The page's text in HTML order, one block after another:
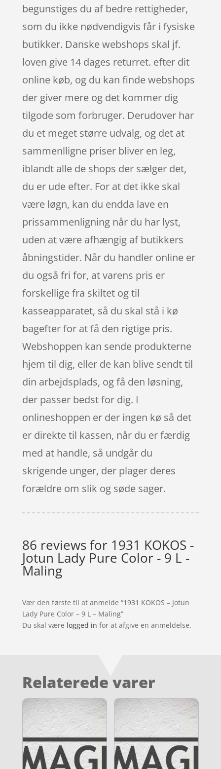
begunstiges du af bedre rettigheder,
som du ikke nødvendigvis får i fysiske
butikker. Danske webshops skal jf.
loven give 14 dages returret. efter dit
online køb, og du kan finde webshops
der giver mere og det kommer dig
tilgode som forbruger. Derudover har
du et meget større udvalg, og det at
sammenlligne priser bliver en leg,
iblandt alle de shops der sælger det,
du er ude efter. For at det ikke skal
være løgn, kan du endda lave en
prissammenligning når du har lyst,
uden at være afhængig af butikkers
åbningstider. Når du handler online er
du også fri for, at varens pris er
forskellige fra skiltet og til
kasseapparatet, så du skal stå i kø
bagefter for at få den rigtige pris.
Webshoppen kan sende produkterne
hjem til dig, eller de kan blive sendt til
din arbejdsplads, og få den løsning,
der passer bedst for dig. I
onlineshoppen er der ingen kø så det
er direkte til kassen, når du er færdig
med at handle, så undgår du
skrigende unger, der plager deres
forældre om slik og søde sager.
86 reviews for 1931 KOKOS -
Jotun Lady Pure Color - 9 L -
Maling
Vær den første til at anmelde “1931 KOKOS – Jotun
Lady Pure Color – 9 L – Maling”
Du skal være logged in for at afgive en anmeldelse.
Relaterede varer